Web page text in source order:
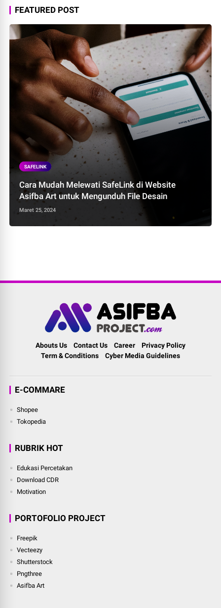
FEATURED POST
SAFELINK
Cara Mudah Melewati SafeLink di Website
Asifba Art untuk Mengunduh File Desain
Maret 25, 2024
Abouts Us Contact Us Career
Privacy Policy
Term & Conditions
Cyber Media Guidelines
E-COMMARE
Shopee
Tokopedia
RUBRIK HOT
Edukasi Percetakan
Download CDR
Motivation
PORTOFOLIO PROJECT
Freepik
Vecteezy
Shutterstock
Pngthree
Asifba Art